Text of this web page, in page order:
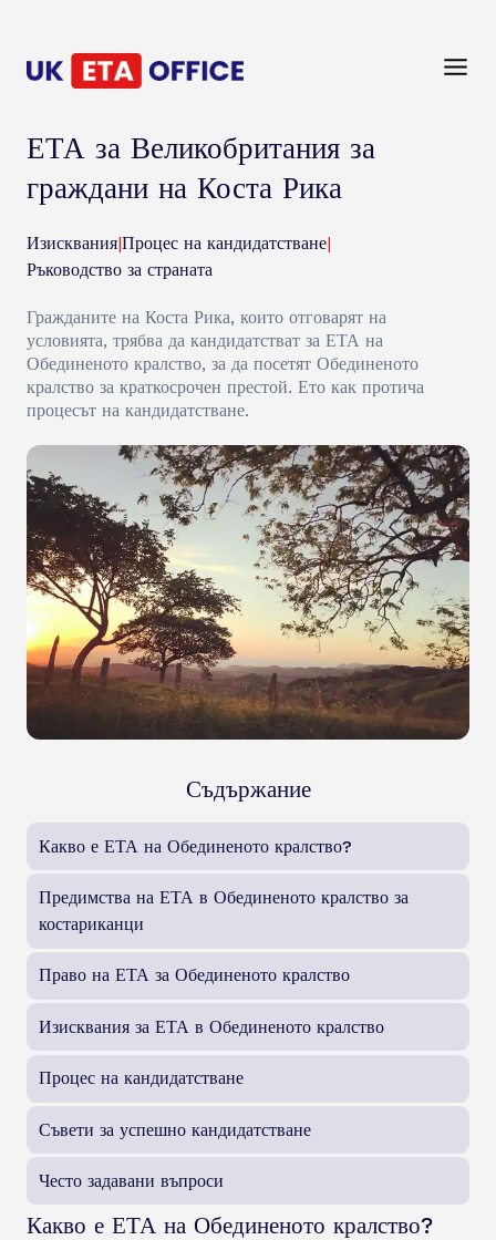
ЕТА за Великобритания за
граждани на Коста Рика
Изисквания|Процес на кандидатстване|
Ръководство за страната
Гражданите на Коста Рика, които отговарят на
условията, трябва да кандидатстват за ЕТА на
Обединеното кралство, за да посетят Обединеното
кралство за краткосрочен престой. Ето как протича
процесът на кандидатстване.
Съдържание
Какво е ЕТА на Обединеното кралство?
Предимства на ЕТА в Обединеното кралство за
костариканци
Право на ЕТА за Обединеното кралство
Изисквания за ЕТА в Обединеното кралство
Процес на кандидатстване
Съвети за успешно кандидатстване
Често задавани въпроси
Какво е ЕТА на Обединеното кралство?